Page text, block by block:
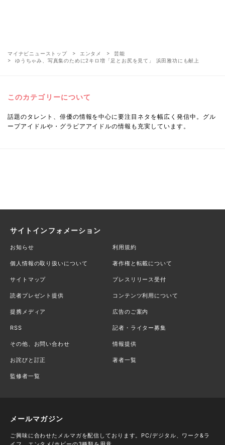
マイナビニューストップ エンタメ
芸能
ゆうちゃみ、写真集のために2キロ増「足とお尻を見て」 浜田雅功にも献上
このカテゴリーについて
話題のタレント、俳優の情報を中心に要注目ネタを幅広く発信中。グル
ープアイドルや・グラビアアイドルの情報も充実しています。
サイトインフォメーション
お知らせ 利用規約
個人情報の取り扱いについて 著作権と転載について
サイトマップ プレスリリース受付
読者プレゼント提供 コンテンツ利用について
提携メディア 広告のご案内
RSS 記者・ライター募集
その他、お問い合わせ 情報提供
お詫びと訂正 著者一覧
監修者一覧
メールマガジン
ご興味に合わせたメルマガを配信しております。PC/デジタル、ワーク&ラ